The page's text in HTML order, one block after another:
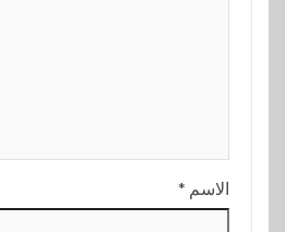
الاسم *